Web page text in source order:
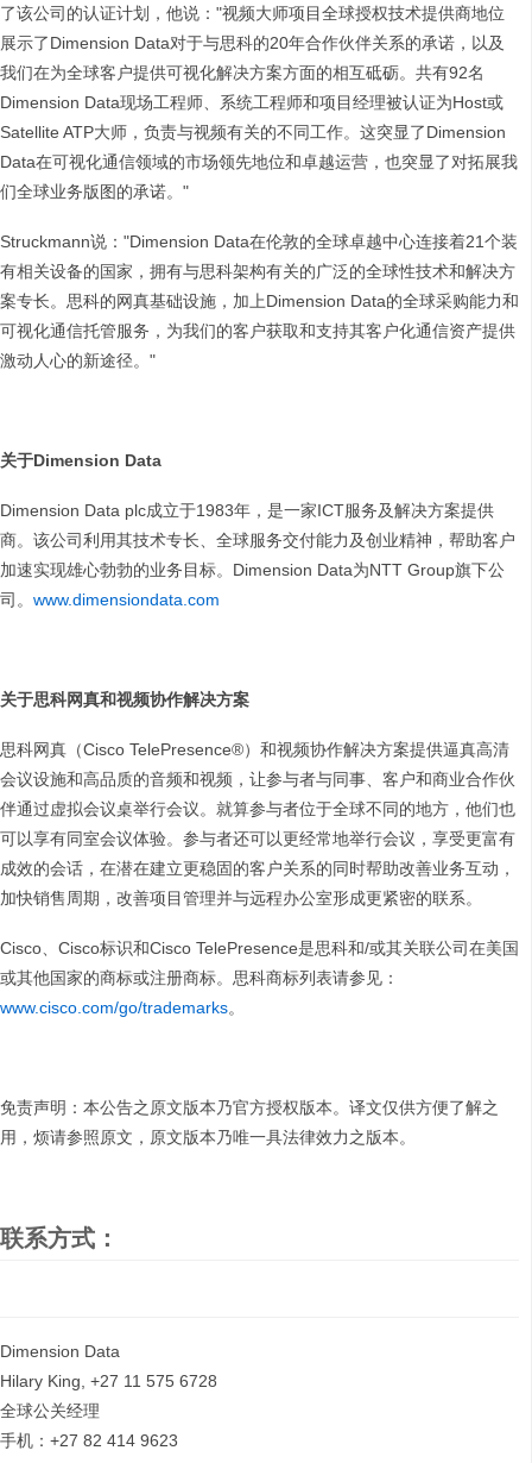
了该公司的认证计划，他说："视频大师项目全球授权技术提供商地位
展示了Dimension Data对于与思科的20年合作伙伴关系的承诺，以及
我们在为全球客户提供可视化解决方案方面的相互砥砺。共有92名
Dimension Data现场工程师、系统工程师和项目经理被认证为Host或
Satellite ATP大师，负责与视频有关的不同工作。这突显了Dimension
Data在可视化通信领域的市场领先地位和卓越运营，也突显了对拓展我
们全球业务版图的承诺。"
Struckmann说："Dimension Data在伦敦的全球卓越中心连接着21个装
有相关设备的国家，拥有与思科架构有关的广泛的全球性技术和解决方
案专长。思科的网真基础设施，加上Dimension Data的全球采购能力和
可视化通信托管服务，为我们的客户获取和支持其客户化通信资产提供
激动人心的新途径。"
关于Dimension Data
Dimension Data plc成立于1983年，是一家ICT服务及解决方案提供
商。该公司利用其技术专长、全球服务交付能力及创业精神，帮助客户
加速实现雄心勃勃的业务目标。Dimension Data为NTT Group旗下公
司。 www.dimensiondata.com
关于思科网真和视频协作解决方案
思科网真（Cisco TelePresence®）和视频协作解决方案提供逼真高清
会议设施和高品质的音频和视频，让参与者与同事、客户和商业合作伙
伴通过虚拟会议桌举行会议。就算参与者位于全球不同的地方，他们也
可以享有同室会议体验。参与者还可以更经常地举行会议，享受更富有
成效的会话，在潜在建立更稳固的客户关系的同时帮助改善业务互动，
加快销售周期，改善项目管理并与远程办公室形成更紧密的联系。
Cisco、Cisco标识和Cisco TelePresence是思科和/或其关联公司在美国
或其他国家的商标或注册商标。思科商标列表请参见：
www.cisco.com/go/trademarks。
免责声明：本公告之原文版本乃官方授权版本。译文仅供方便了解之
用，烦请参照原文，原文版本乃唯一具法律效力之版本。
联系方式：
Dimension Data
Hilary King, +27 11 575 6728
全球公关经理
手机：+27 82 414 9623